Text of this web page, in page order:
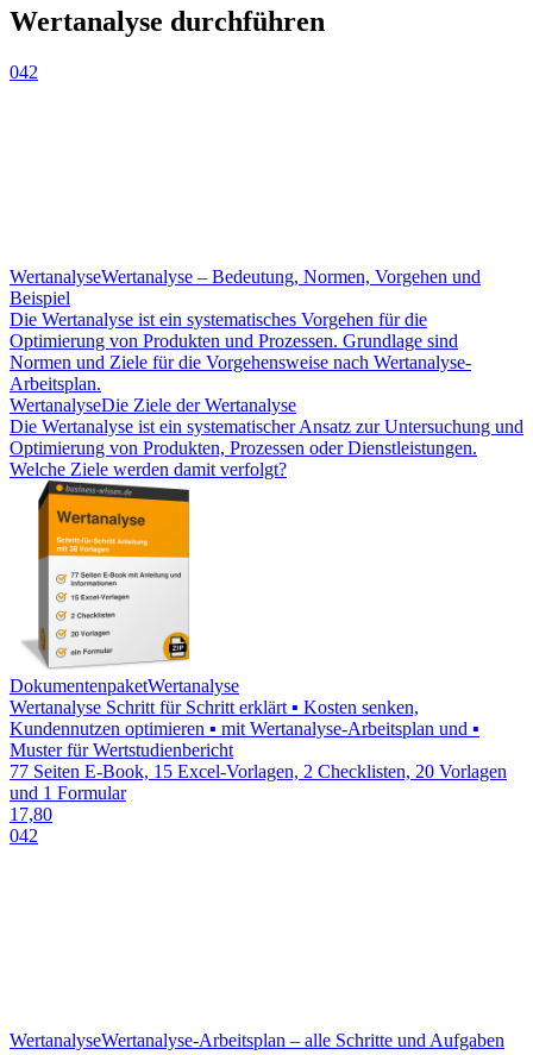
Wertanalyse durchführen
042
WertanalyseWertanalyse – Bedeutung, Normen, Vorgehen und
Beispiel
Die Wertanalyse ist ein systematisches Vorgehen für die
Optimierung von Produkten und Prozessen. Grundlage sind
Normen und Ziele für die Vorgehensweise nach Wertanalyse-
Arbeitsplan.
WertanalyseDie Ziele der Wertanalyse
Die Wertanalyse ist ein systematischer Ansatz zur Untersuchung und
Optimierung von Produkten, Prozessen oder Dienstleistungen.
Welche Ziele werden damit verfolgt?
DokumentenpaketWertanalyse
Wertanalyse Schritt für Schritt erklärt ▪ Kosten senken,
Kundennutzen optimieren ▪ mit Wertanalyse-Arbeitsplan und ▪
Muster für Wertstudienbericht
77 Seiten E-Book, 15 Excel-Vorlagen, 2 Checklisten, 20 Vorlagen
und 1 Formular
17,80
042
WertanalyseWertanalyse-Arbeitsplan – alle Schritte und Aufgaben